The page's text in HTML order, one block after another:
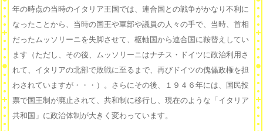
年の時点の当時のイタリア王国では、連合国との戦争がかなり不利に
なったことから、当時の国王や軍部や議員の人々の手で、当時、首相
だったムッソリーニを失脚させて、枢軸国から連合国に鞍替えしてい
ます（ただし、その後、ムッソリーニはナチス・ドイツに政治利用さ
れて、イタリアの北部で敗戦に至るまで、再びドイツの傀儡政権を担
わされていますが・・・）。さらにその後、１９４６年には、国民投
票で国王制が廃止されて、共和制に移行し、現在のような「イタリア
共和国」に政治体制が大きく変わっています。